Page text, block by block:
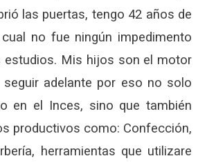
las puertas, tengo 42 años de
no fue ningún impedimento
estudios. Mis hijos son el motor
adelante por eso no solo
en el Inces, sino que también
productivos como: Confección,
herramientas que utilizare